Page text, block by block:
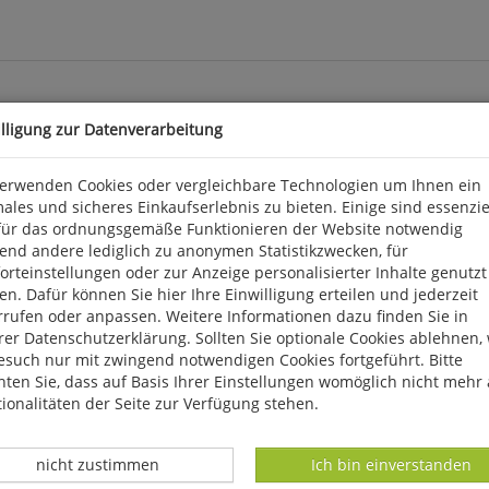
und Studenten. Vor allem die Dynamik der Ballwechsel
Spiel in der Halle, vier zum Beach-Volleyball) sind in der
Techniken in ihrem Unterricht. Die Stundenbilder sind nach
den Lernstoff unmittelbar umzusetzen. Dieses Buch lässt
ihrer Trainingsstunde. 2011, 148 S., 101 Strichabb., 62 farb.
kontakt@limpert.de
zur Datenverarbeitung
Cookies oder vergleichbare Technologien um Ihnen ein
und sicheres Einkaufserlebnis zu bieten. Einige sind
das ordnungsgemäße Funktionieren der Website notwendig
andere lediglich zu anonymen Statistikzwecken, für
oder zur Anzeige personalisierter Inhalte genutzt
Dafür können Sie hier Ihre Einwilligung erteilen und jederzeit
oder anpassen. Weitere Informationen dazu finden Sie in
Datenschutzerklärung. Sollten Sie optionale Cookies ablehnen,
nur mit zwingend notwendigen Cookies fortgeführt. Bitte
Sie, dass auf Basis Ihrer Einstellungen womöglich nicht mehr
der Seite zur Verfügung stehen.
Datenverarbeitung -
Ich bin einverstanden
Datenverarbeitung -
nicht zustimmen